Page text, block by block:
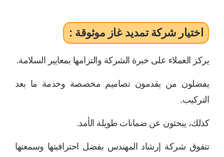
اختيار شركة تمديد غاز موثوقة :
يركز العملاء على خبرة الشركة والتزامها بمعايير السلامة.
يفضلون من يقدمون تصاميم مخصصة وخدمة ما بعد
التركيب.
كذلك، يبحثون عن ضمانات طويلة الأمد.
تتفوق شركة إرشاد المهندس بفضل احترافيتها وسمعتها